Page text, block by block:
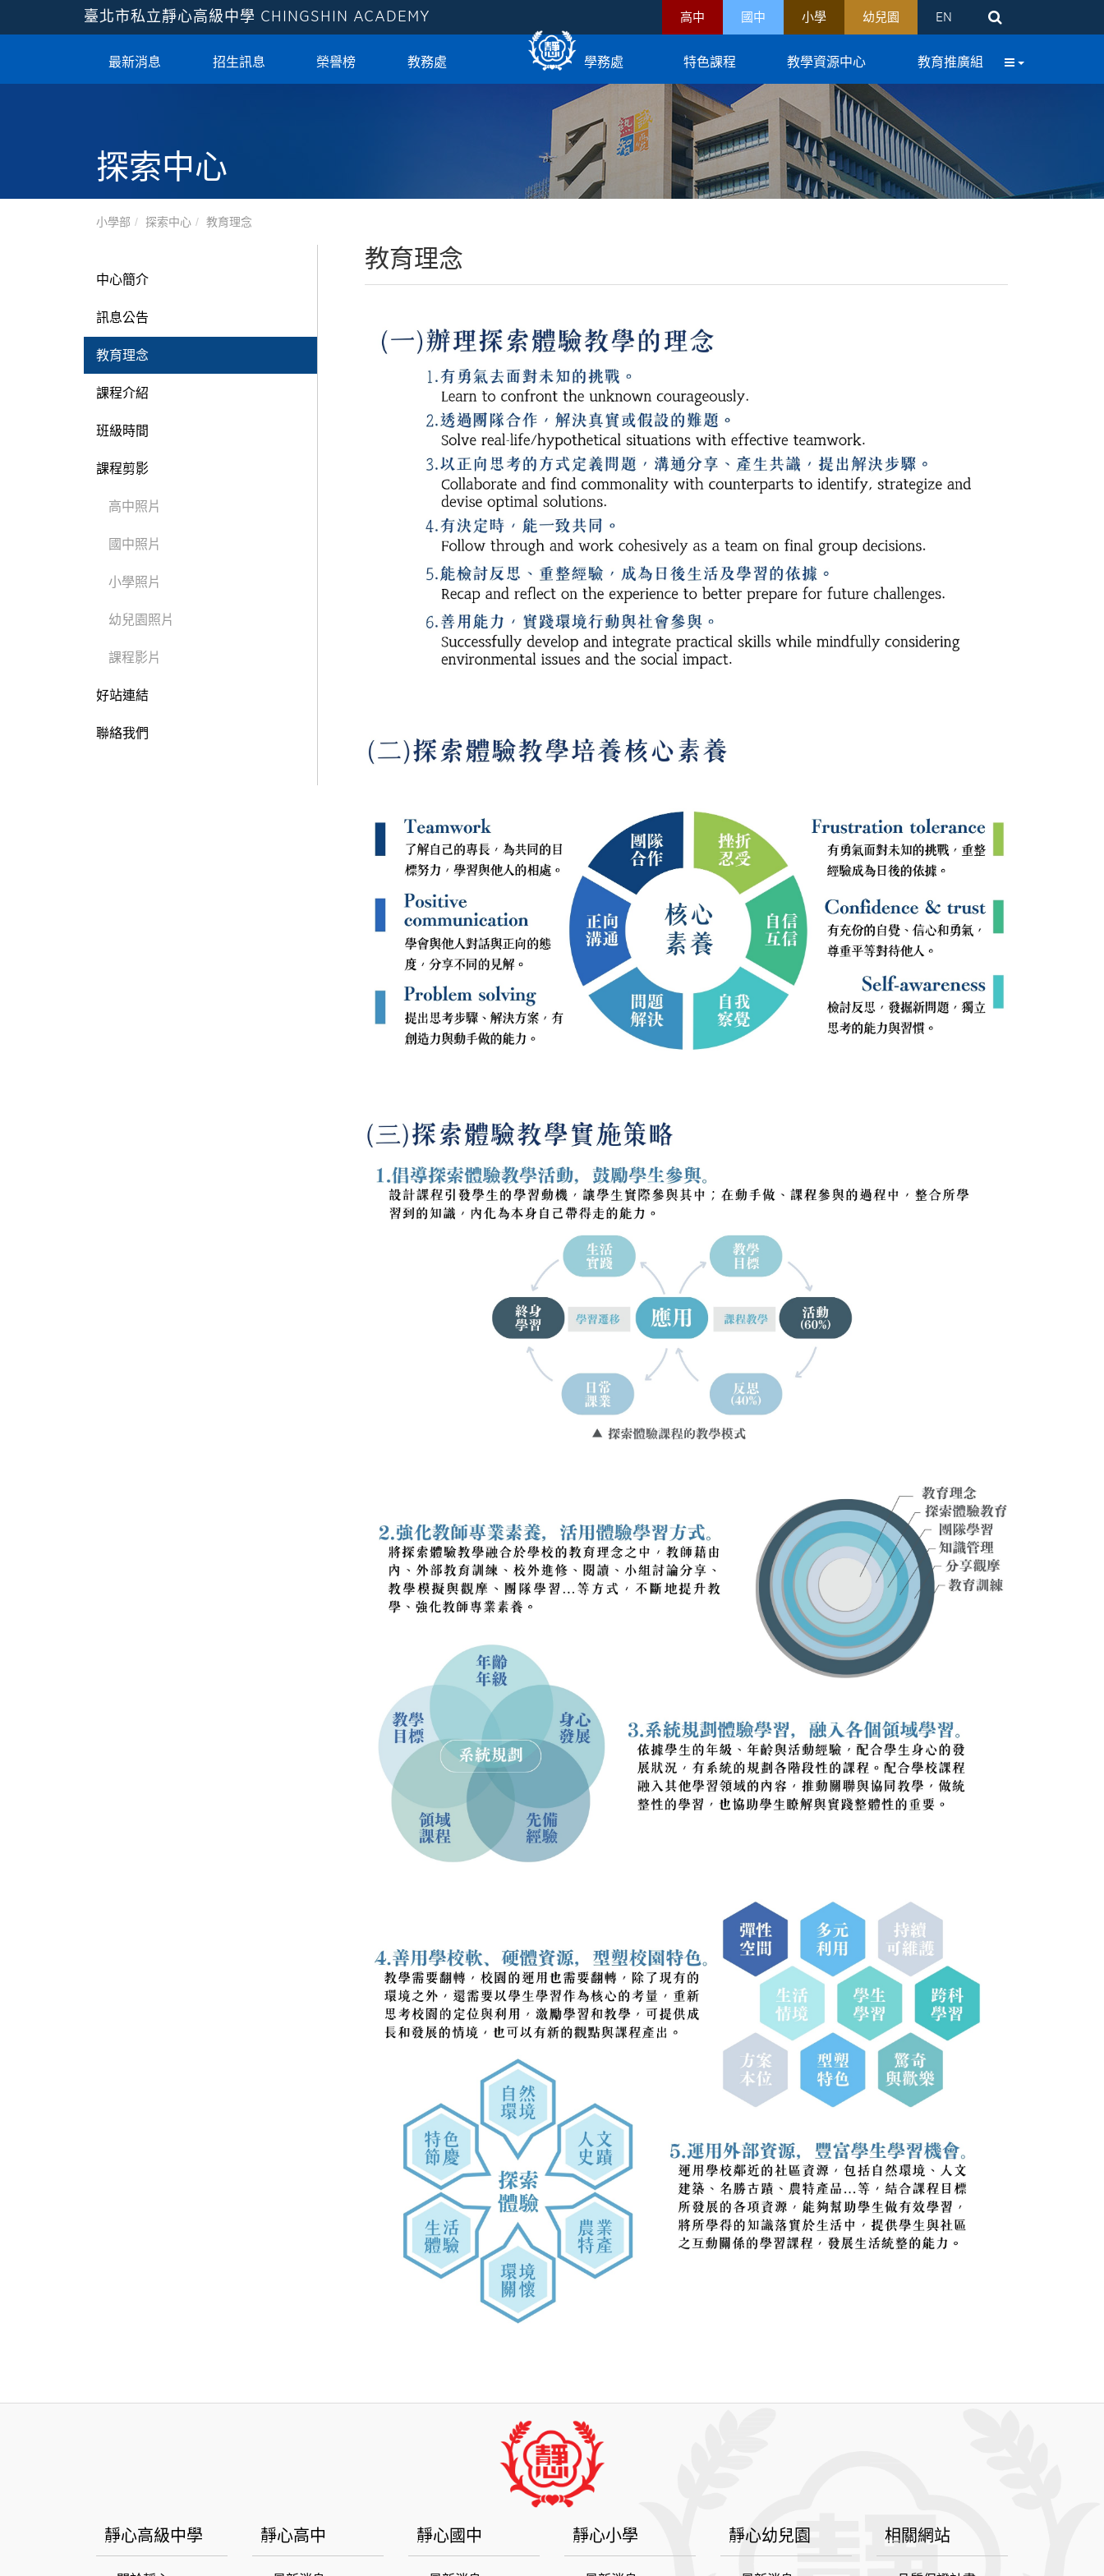
臺北市私立靜心高級中學 CHINGSHIN ACADEMY 高中 國中 小學 幼兒園 EN
最新消息 招生訊息 榮譽榜 教務處 學務處 特色課程 教學資源中心 教育推廣組
探索中心
小學部 探索中心 教育理念
中心簡介
訊息公告
教育理念
課程介紹
班級時間
課程剪影
高中照片
國中照片
小學照片
幼兒園照片
課程影片
好站連結
聯絡我們
教育理念
靜心高級中學 靜心高中 靜心國中 靜心小學 靜心幼兒園 相關網站